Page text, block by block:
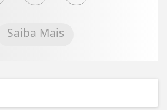
Saiba Mais